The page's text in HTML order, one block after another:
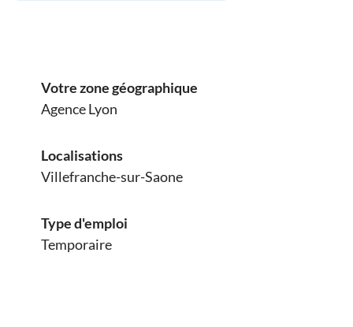
Votre zone géographique
Agence Lyon
Localisations
Villefranche-sur-Saone
Type d'emploi
Temporaire